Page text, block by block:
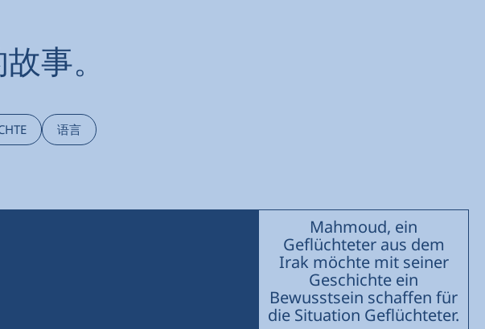
事。
语言
Mahmoud, ein
Geflüchteter aus dem
Irak möchte mit seiner
Geschichte ein
Bewusstsein schaffen für
die Situation Geflüchteter.